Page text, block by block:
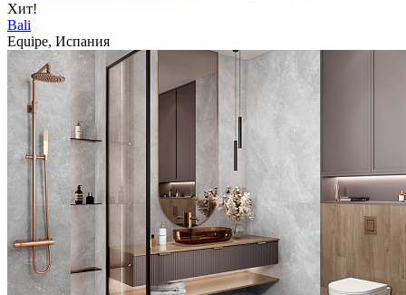
Хит!
Bali
Equipe, Испания